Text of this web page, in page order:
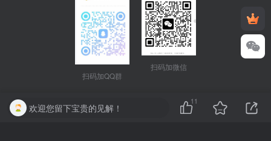
扫码加QQ群
扫码加微信
欢迎您留下宝贵的见解！
11